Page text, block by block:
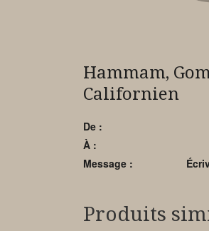
Hammam,
Californien
De :
À :
Message :
Produits